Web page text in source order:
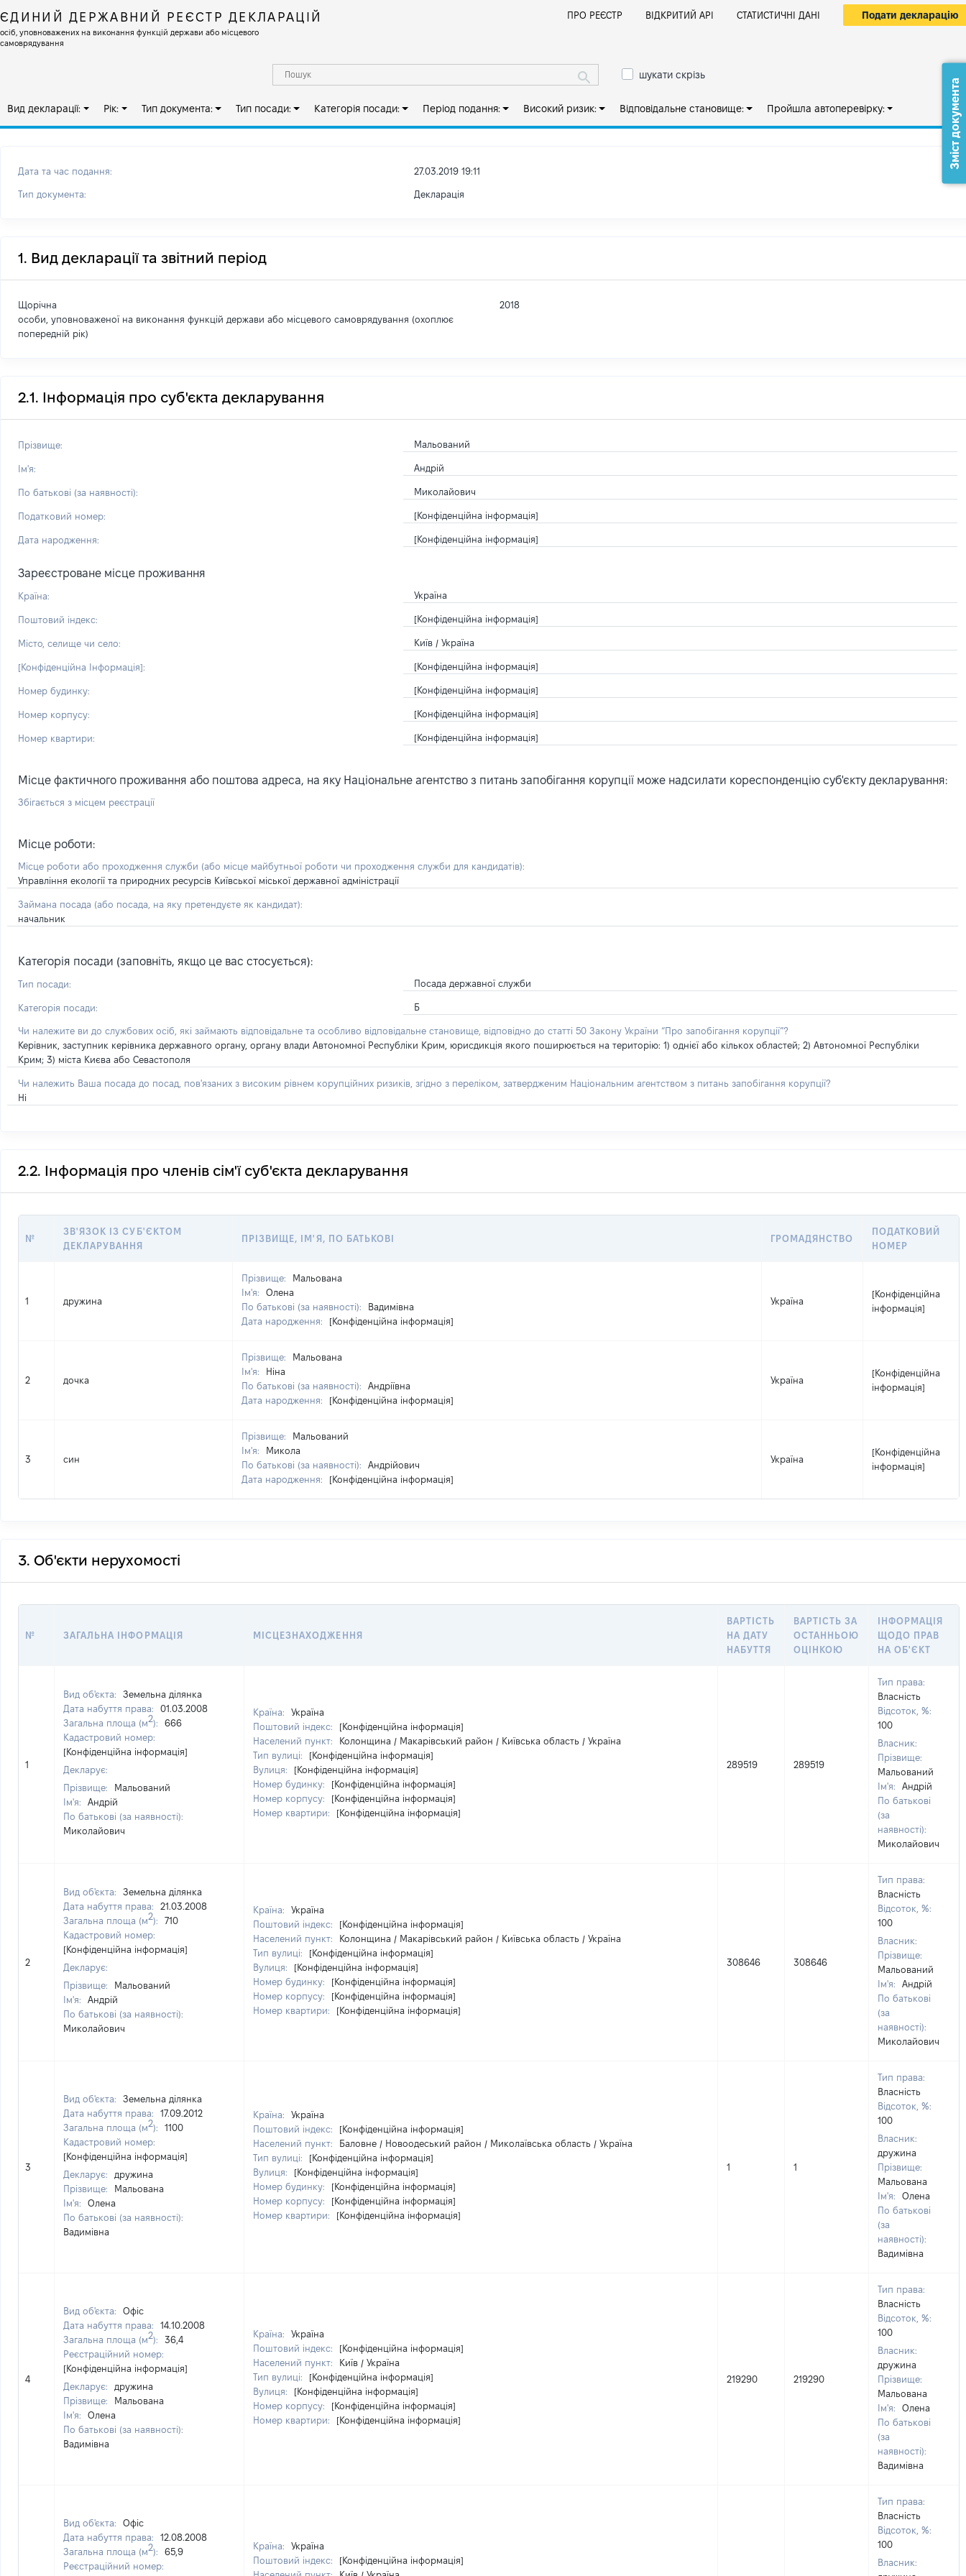
ЄДИНИЙ ДЕРЖАВНИЙ РЕЄСТР ДЕКЛАРАЦІЙ
осіб, уповноважених на виконання функцій держави або місцевого
самоврядування
ПРО РЕЄСТР ВІДКРИТИЙ АРІ СТАТИСТИЧНІ ДАНІ Подати декларацію
шукати скрізь
Вид декларації: Рік: Тип документа: Тип посади: Категорія посади: Період подання: Високий ризик: Відповідальне становище: Пройшла автоперевірку:
Дата та час подання: 27.03.2019 19:11
Тип документа: Декларація
1. Вид декларації та звітний період
Щорічна
особи, уповноваженої на виконання функцій держави або місцевого самоврядування (охоплює
попередній рік)
2018
2.1. Інформація про суб'єкта декларування
Прізвище: Мальований
Ім'я: Андрій
По батькові (за наявності): Миколайович
Податковий номер: [Конфіденційна інформація]
Дата народження: [Конфіденційна інформація]
Зареєстроване місце проживання
Країна: Україна
Поштовий індекс: [Конфіденційна інформація]
Місто, селище чи село: Київ / Україна
[Конфіденційна Інформація]: [Конфіденційна інформація]
Номер будинку: [Конфіденційна інформація]
Номер корпусу: [Конфіденційна інформація]
Номер квартири: [Конфіденційна інформація]
Місце фактичного проживання або поштова адреса, на яку Національне агентство з питань запобігання корупції може надсилати кореспонденцію суб'єкту декларування:
Збігається з місцем реєстрації
Місце роботи:
Місце роботи або проходження служби (або місце майбутньої роботи чи проходження служби для кандидатів):
Управління екології та природних ресурсів Київської міської державної адміністрації
Займана посада (або посада, на яку претендуєте як кандидат):
начальник
Категорія посади (заповніть, якщо це вас стосується):
Тип посади: Посада державної служби
Категорія посади: Б
Чи належите ви до службових осіб, які займають відповідальне та особливо відповідальне становище, відповідно до статті 50 Закону України “Про запобігання корупції”?
Керівник, заступник керівника державного органу, органу влади Автономної Республіки Крим, юрисдикція якого поширюється на територію: 1) однієї або кількох областей; 2) Автономної Республіки
Крим; 3) міста Києва або Севастополя
Чи належить Ваша посада до посад, пов'язаних з високим рівнем корупційних ризиків, згідно з переліком, затвердженим Національним агентством з питань запобігання корупції?
Ні
2.2. Інформація про членів сім'ї суб'єкта декларування
№
ЗВ'ЯЗОК ІЗ СУБ'ЄКТОМ
ДЕКЛАРУВАННЯ
ПРІЗВИЩЕ, ІМ'Я, ПО БАТЬКОВІ ГРОМАДЯНСТВО
ПОДАТКОВИЙ
НОМЕР
1 дружина
Прізвище:
Мальована
Ім'я:
Олена
По батькові (за наявності):
Вадимівна
Дата народження:
[Конфіденційна інформація]
Україна
[Конфіденційна
інформація]
2 дочка
Прізвище:
Мальована
Ім'я:
Ніна
По батькові (за наявності):
Андріївна
Дата народження:
[Конфіденційна інформація]
Україна
[Конфіденційна
інформація]
3 син
Прізвище:
Мальований
Ім'я:
Микола
По батькові (за наявності):
Андрійович
Дата народження:
[Конфіденційна інформація]
Україна
[Конфіденційна
інформація]
3. Об'єкти нерухомості
№ ЗАГАЛЬНА ІНФОРМАЦІЯ МІСЦЕЗНАХОДЖЕННЯ
ВАРТІСТЬ
НА ДАТУ
НАБУТТЯ
ВАРТІСТЬ ЗА
ОСТАННЬОЮ
ОЦІНКОЮ
ІНФОРМАЦІЯ
ЩОДО ПРАВ
НА ОБ'ЄКТ
1
Вид об'єкта:
Земельна ділянка
Дата набуття права:
01.03.2008
Загальна площа (м2):
666
Кадастровий номер:
[Конфіденційна інформація]
Декларує:
Прізвище:
Мальований
Ім'я:
Андрій
По батькові (за наявності):
Миколайович
Країна:
Україна
Поштовий індекс:
[Конфіденційна інформація]
Населений пункт:
Колонщина / Макарівський район / Київська область / Україна
Тип вулиці:
[Конфіденційна інформація]
Вулиця:
[Конфіденційна інформація]
Номер будинку:
[Конфіденційна інформація]
Номер корпусу:
[Конфіденційна інформація]
Номер квартири:
[Конфіденційна інформація]
289519 289519
Тип права:
Власність
Відсоток, %:
100
Власник:
Прізвище:
Мальований
Ім'я:
Андрій
По батькові
(за
наявності):
Миколайович
2
Вид об'єкта:
Земельна ділянка
Дата набуття права:
21.03.2008
Загальна площа (м2):
710
Кадастровий номер:
[Конфіденційна інформація]
Декларує:
Прізвище:
Мальований
Ім'я:
Андрій
По батькові (за наявності):
Миколайович
Країна:
Україна
Поштовий індекс:
[Конфіденційна інформація]
Населений пункт:
Колонщина / Макарівський район / Київська область / Україна
Тип вулиці:
[Конфіденційна інформація]
Вулиця:
[Конфіденційна інформація]
Номер будинку:
[Конфіденційна інформація]
Номер корпусу:
[Конфіденційна інформація]
Номер квартири:
[Конфіденційна інформація]
308646 308646
Тип права:
Власність
Відсоток, %:
100
Власник:
Прізвище:
Мальований
Ім'я:
Андрій
По батькові
(за
наявності):
Миколайович
3
Вид об'єкта:
Земельна ділянка
Дата набуття права:
17.09.2012
Загальна площа (м2):
1100
Кадастровий номер:
[Конфіденційна інформація]
Декларує:
дружина
Прізвище:
Мальована
Ім'я:
Олена
По батькові (за наявності):
Вадимівна
Країна:
Україна
Поштовий індекс:
[Конфіденційна інформація]
Населений пункт:
Баловне / Новоодеський район / Миколаївська область / Україна
Тип вулиці:
[Конфіденційна інформація]
Вулиця:
[Конфіденційна інформація]
Номер будинку:
[Конфіденційна інформація]
Номер корпусу:
[Конфіденційна інформація]
Номер квартири:
[Конфіденційна інформація]
1 1
Тип права:
Власність
Відсоток, %:
100
Власник:
дружина
Прізвище:
Мальована
Ім'я:
Олена
По батькові
(за
наявності):
Вадимівна
4
Вид об'єкта:
Офіс
Дата набуття права:
14.10.2008
Загальна площа (м2):
36,4
Реєстраційний номер:
[Конфіденційна інформація]
Декларує:
дружина
Прізвище:
Мальована
Ім'я:
Олена
По батькові (за наявності):
Вадимівна
Країна:
Україна
Поштовий індекс:
[Конфіденційна інформація]
Населений пункт:
Київ / Україна
Тип вулиці:
[Конфіденційна інформація]
Вулиця:
[Конфіденційна інформація]
Номер корпусу:
[Конфіденційна інформація]
Номер квартири:
[Конфіденційна інформація]
219290 219290
Тип права:
Власність
Відсоток, %:
100
Власник:
дружина
Прізвище:
Мальована
Ім'я:
Олена
По батькові
(за
наявності):
Вадимівна
Вид об'єкта:
Офіс
Дата набуття права:
12.08.2008
Загальна площа (м2):
65,9
Реєстраційний номер:
Країна:
Україна
Поштовий індекс:
[Конфіденційна інформація]
Тип права:
Власність
Відсоток, %:
100
Власник:
Зміст документа